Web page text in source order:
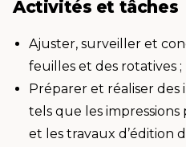
Activités et tâches
Ajuster, surveiller et
feuilles et des rotatives ;
Préparer et réaliser
tels que les
et les travaux d’édition